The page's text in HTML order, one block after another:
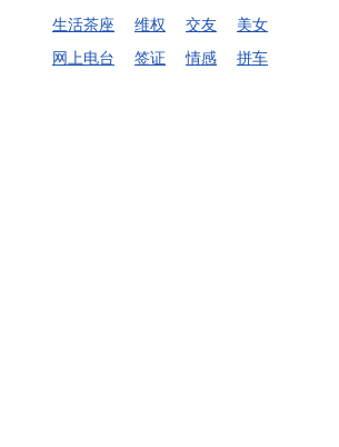
生活茶座 维权 交友
美女
网上电台
签证 情感 拼车